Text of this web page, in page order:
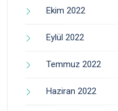
Ekim 2022
Eylül 2022
Temmuz 2022
Haziran 2022